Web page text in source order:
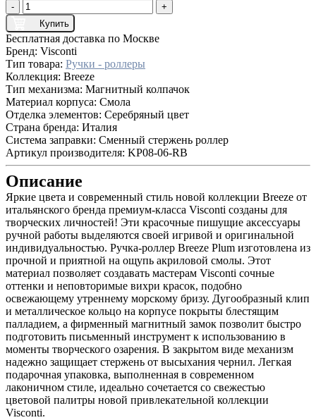
-
+
Купить
Бесплатная доставка по Москве
Бренд: Visconti
Тип товара: Ручки - роллеры
Коллекция: Breeze
Тип механизма: Магнитный колпачок
Материал корпуса: Смола
Отделка элементов: Серебряный цвет
Страна бренда: Италия
Система заправки: Сменный стержень роллер
Артикул производителя: KP08-06-RB
Описание
Яркие цвета и современный стиль новой коллекции Breeze от
итальянского бренда премиум-класса Visconti созданы для
творческих личностей! Эти красочные пишущие аксессуары
ручной работы выделяются своей игривой и оригинальной
индивидуальностью. Ручка-роллер Breeze Plum изготовлена из
прочной и приятной на ощупь акриловой смолы. Этот
материал позволяет создавать мастерам Visconti сочные
оттенки и неповторимые вихри красок, подобно
освежающему утреннему морскому бризу. Дугообразный клип
и металлическое кольцо на корпусе покрыты блестящим
палладием, а фирменный магнитный замок позволит быстро
подготовить письменный инструмент к использованию в
моменты творческого озарения. В закрытом виде механизм
надежно защищает стержень от высыхания чернил. Легкая
подарочная упаковка, выполненная в современном
лаконичном стиле, идеально сочетается со свежестью
цветовой палитры новой привлекательной коллекции
Visconti.